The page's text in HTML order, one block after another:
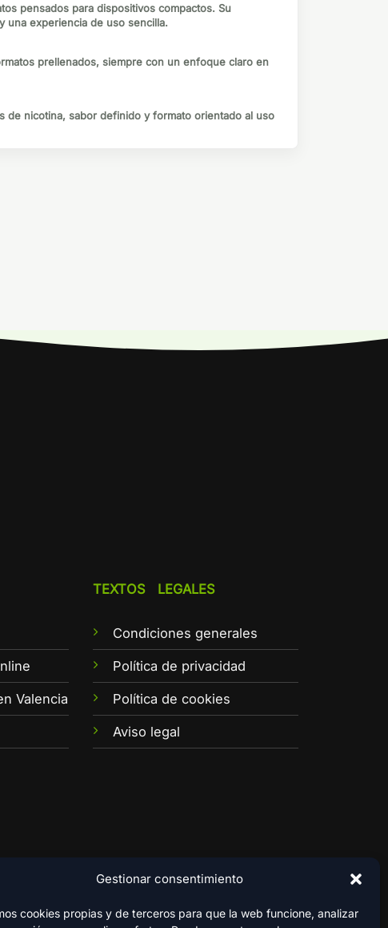
Gestionar consentimiento
cookies propias y de terceros para que la web funcione, analizar
pensados para dispositivos compactos. Su
una experiencia de uso sencilla.
prellenados, siempre con un enfoque claro en
de nicotina, sabor definido y formato orientado al uso
Valencia
TEXTOS LEGALES
Condiciones generales
Política de privacidad
Política de cookies
Aviso legal